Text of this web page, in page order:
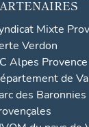
Mixte
Verdon
Alpes
de
des Baronnies